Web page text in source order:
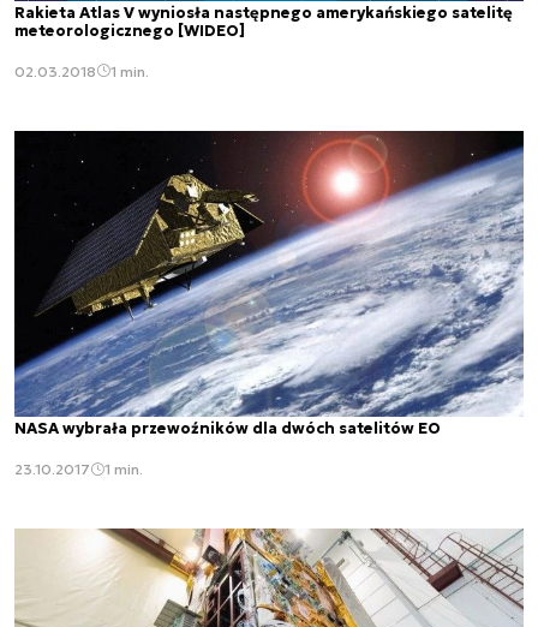
Rakieta Atlas V wyniosła następnego amerykańskiego satelitę
meteorologicznego [WIDEO]
02.03.2018 1 min.
NASA wybrała przewoźników dla dwóch satelitów EO
23.10.2017 1 min.